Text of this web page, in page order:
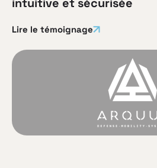
Lire le témoignage